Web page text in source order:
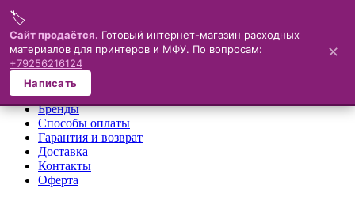
Меню
×
О компании
Каталог
Бренды
Способы оплаты
Гарантия и возврат
Доставка
Контакты
Оферта
🏷️
Сайт продаётся. Готовый интернет-магазин расходных
материалов для принтеров и МФУ. По вопросам:
+79256216124
Написать
✕